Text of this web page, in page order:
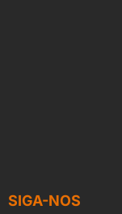
SIGA-NOS